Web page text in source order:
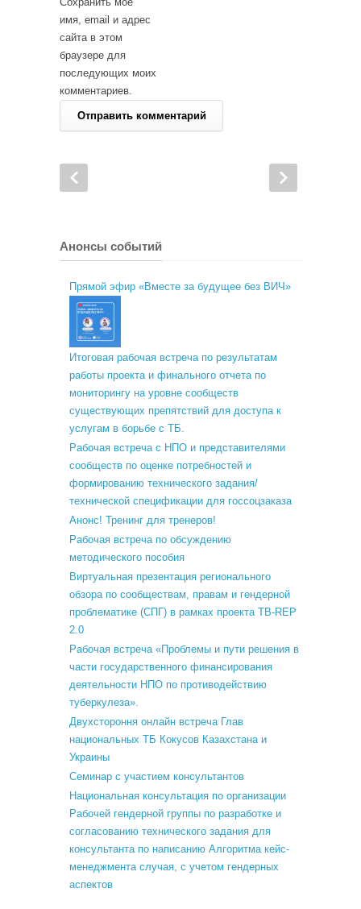
имя, email и адрес
сайта в этом
браузере для
последующих моих
комментариев.
Анонсы событий
Прямой эфир «Вместе за будущее без ВИЧ»
Итоговая рабочая встреча по результатам
работы проекта и финального отчета по
мониторингу на уровне сообществ
существующих препятствий для доступа к
услугам в борьбе с ТБ.
Рабочая встреча с НПО и представителями
сообществ по оценке потребностей и
формированию технического задания/
технической спецификации для госсоцзаказа
Анонс! Тренинг для тренеров!
Рабочая встреча по обсуждению
методического пособия
Виртуальная презентация регионального
обзора по сообществам, правам и гендерной
проблематике (СПГ) в рамках проекта TB-REP
2.0
Рабочая встреча «Проблемы и пути решения в
части государственного финансирования
деятельности НПО по противодействию
туберкулеза».
Двухстороння онлайн встреча Глав
национальных ТБ Кокусов Казахстана и
Украины
Семинар с участием консультантов
Национальная консультация по организации
Рабочей гендерной группы по разработке и
согласованию технического задания для
консультанта по написанию Алгоритма кейс-
менеджмента случая, с учетом гендерных
аспектов